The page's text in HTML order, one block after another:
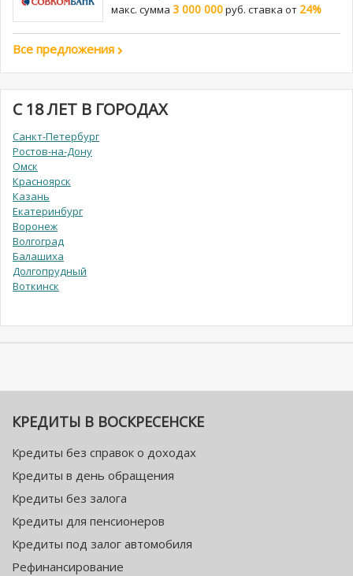
макс. сумма 3 000 000руб. cтавка от 24%
Все предложения
С 18 ЛЕТ В ГОРОДАХ
Санкт-Петербург
Ростов-на-Дону
Омск
Красноярск
Казань
Екатеринбург
Воронеж
Волгоград
Балашиха
Долгопрудный
Воткинск
КРЕДИТЫ В ВОСКРЕСЕНСКЕ
Кредиты без справок о доходах
Кредиты в день обращения
Кредиты без залога
Кредиты для пенсионеров
Кредиты под залог автомобиля
Рефинансирование